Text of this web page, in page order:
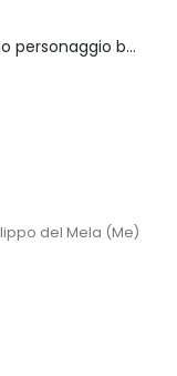
Set 4 pezzi asilo bambino personaggio batman
del Mela (Me)